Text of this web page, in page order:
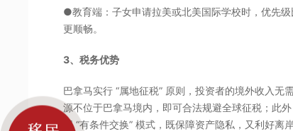
●教育端：子女申请拉美或北美国际学校时，优先
更顺畅。
3、税务优势
巴拿马实行 “属地征税” 原则，投资者的境外收入
源不位于巴拿马境内，即可合法规避全球征税；此
用 “有条件交换” 模式，既保障资产隐私，又利好离